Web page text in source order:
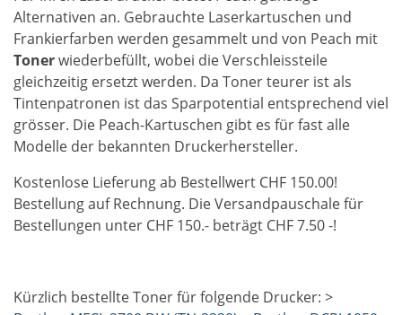
Alternativen an. Gebrauchte Laserkartuschen und
Frankierfarben werden gesammelt und von Peach mit
Tonerwiederbefüllt, wobei die Verschleissteile
gleichzeitig ersetzt werden. Da Toner teurer ist als
Tintenpatronen ist das Sparpotential entsprechend viel
grösser. Die Peach-Kartuschen gibt es für fast alle
Modelle der bekannten Druckerhersteller.
Kostenlose Lieferung ab Bestellwert CHF 150.00!
Bestellung auf Rechnung. Die Versandpauschale für
Bestellungen unter CHF 150.- beträgt CHF 7.50 -!
Kürzlich bestellte Toner für folgende Drucker: >